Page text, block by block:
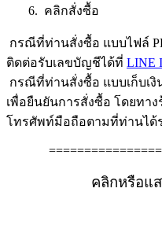
6. คลิกสั่งซื้อ
กรณีที่ท่านสั่งซื้อ แบบไฟล์
ติดต่อรับเลขบัญชีได้ที่ LINE
กรณีที่ท่านสั่งซื้อ แบบเก็บเงิ
เพื่อยืนยันการสั่งซื้อ โดยทา
โทรศัพท์มือถือตามที่ท่านได้
คลิกหรือแ